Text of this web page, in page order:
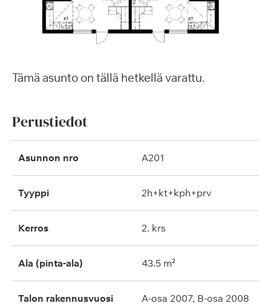
Tämä asunto on tällä hetkellä varattu.
Perustiedot
Asunnon nro A201
Tyyppi 2h+kt+kph+prv
Kerros 2. krs
Ala (pinta-ala) 43.5 m²
Talon rakennusvuosi A-osa 2007, B-osa 2008